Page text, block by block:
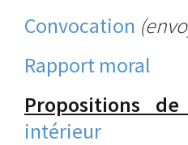
Convocation
Rapport moral
Propositions
intérieur